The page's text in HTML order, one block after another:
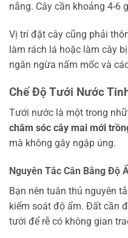
nắng. Cây cần khoảng 4-6
Vị trí đặt cây cũng phải
làm rách lá hoặc làm cây
ngăn ngừa nấm mốc và
Chế Độ Tưới Nước
Tưới nước là một trong
chăm sóc cây mai mới
mà không gây ngập úng.
Nguyên Tắc Cân Bằng Độ
Bạn nên tuân thủ nguyên
kiểm soát độ ẩm. Đất cần
tưới để rễ có không gian